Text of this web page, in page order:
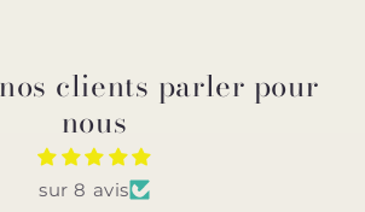
clients parler pour
nous
sur 8 avis